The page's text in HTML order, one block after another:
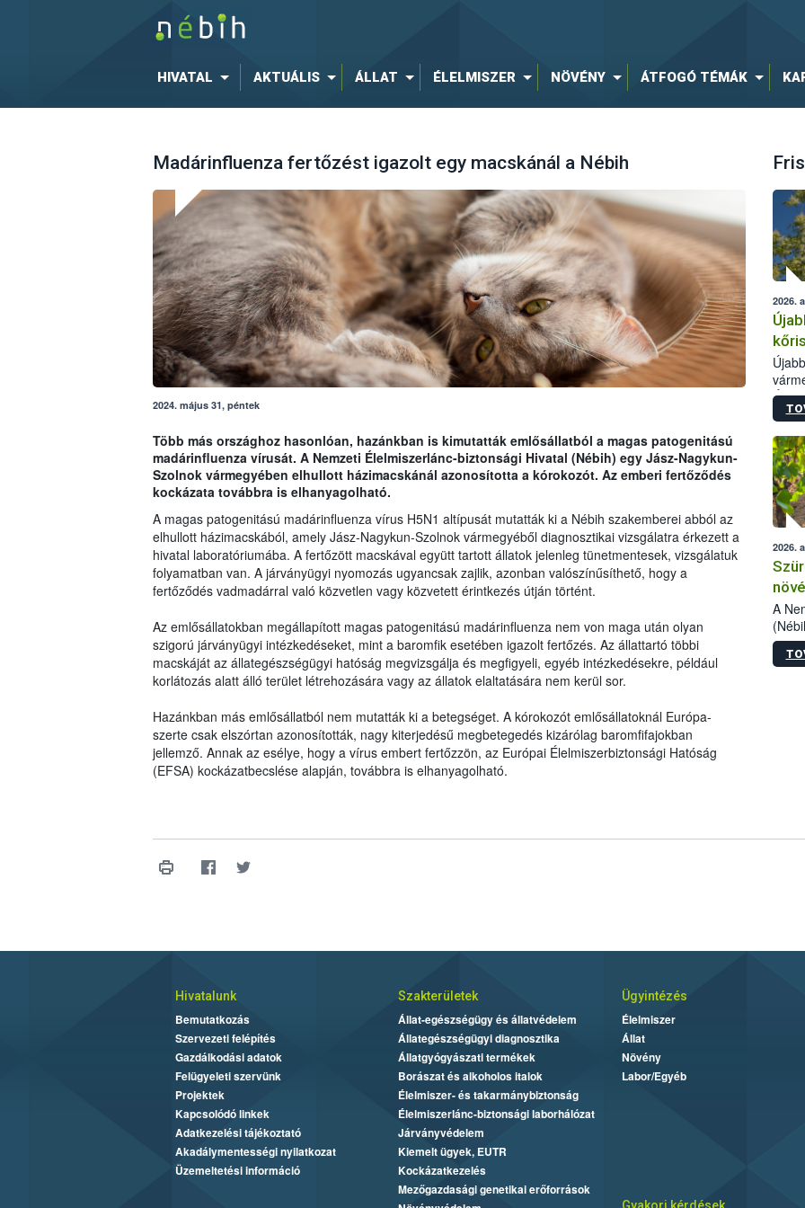
HIVATAL AKTUÁLIS ÁLLAT ÉLELMISZER NÖVÉNY ÁTFOGÓ TÉMÁK
Madárinfluenza fertőzést igazolt egy macskánál a Nébih
2024. május 31, péntek
Több más országhoz hasonlóan, hazánkban is kimutatták emlősállatból a magas patogenitású
madárinfluenza vírusát. A Nemzeti Élelmiszerlánc-biztonsági Hivatal (Nébih) egy Jász-Nagykun-
Szolnok vármegyében elhullott házimacskánál azonosította a kórokozót. Az emberi fertőződés
kockázata továbbra is elhanyagolható.
A magas patogenitású madárinfluenza vírus H5N1 altípusát mutatták ki a Nébih szakemberei abból az
elhullott házimacskából, amely Jász-Nagykun-Szolnok vármegyéből diagnosztikai vizsgálatra érkezett a
hivatal laboratóriumába. A fertőzött macskával együtt tartott állatok jelenleg tünetmentesek, vizsgálatuk
folyamatban van. A járványügyi nyomozás ugyancsak zajlik, azonban valószínűsíthető, hogy a
fertőződés vadmadárral való közvetlen vagy közvetett érintkezés útján történt.
Az emlősállatokban megállapított magas patogenitású madárinfluenza nem von maga után olyan
szigorú járványügyi intézkedéseket, mint a baromfik esetében igazolt fertőzés. Az állattartó többi
macskáját az állategészségügyi hatóság megvizsgálja és megfigyeli, egyéb intézkedésekre, például
korlátozás alatt álló terület létrehozására vagy az állatok elaltatására nem kerül sor.
Hazánkban más emlősállatból nem mutatták ki a betegséget. A kórokozót emlősállatoknál Európa-
szerte csak elszórtan azonosították, nagy kiterjedésű megbetegedés kizárólag baromfifajokban
jellemző. Annak az esélye, hogy a vírus embert fertőzzön, az Európai Élelmiszerbiztonsági Hatóság
(EFSA) kockázatbecslése alapján, továbbra is elhanyagolható.
2026.
2026.
A
Hivatalunk
Bemutatkozás
Szervezeti felépítés
Gazdálkodási adatok
Felügyeleti szervünk
Projektek
Kapcsolódó linkek
Adatkezelési tájékoztató
Akadálymentességi nyilatkozat
Üzemeltetési információ
Szakterületek
Állat-egészségügy és állatvédelem
Állategészségügyi diagnosztika
Állatgyógyászati termékek
Borászat és alkoholos italok
Élelmiszer- és takarmánybiztonság
Élelmiszerlánc-biztonsági laborhálózat
Járványvédelem
Kiemelt ügyek, EUTR
Kockázatkezelés
Mezőgazdasági genetikai erőforrások
Ügyintézés
Élelmiszer
Állat
Növény
Labor/Egyéb